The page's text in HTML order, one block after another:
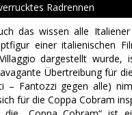
Radrennen
das wissen alle
einer italienischen
dargestellt
Übertreibung für
– Fantozzi gegen alle)
für die Coppa Cobram